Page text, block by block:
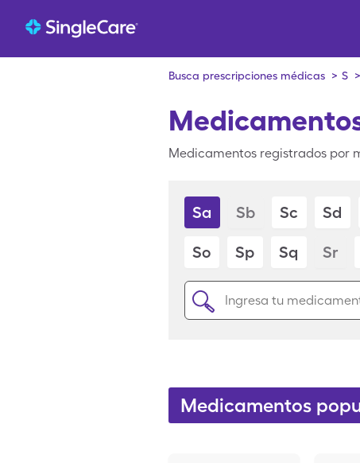
Busca prescripciones médicas > S >
Medicamentos registrados por
Sa Sb Sc Sd
So Sp Sq Sr
Medicamentos